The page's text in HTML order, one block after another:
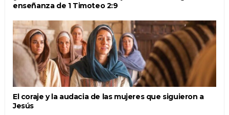
enseñanza de 1 Timoteo 2:9
El coraje y la audacia de las mujeres que siguieron a
Jesús